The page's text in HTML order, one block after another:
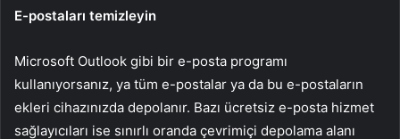
E-postaları temizleyin
Microsoft Outlook gibi bir e-posta programı
kullanıyorsanız, ya tüm e-postalar ya da bu e-postaların
ekleri cihazınızda depolanır. Bazı ücretsiz e-posta hizmet
sağlayıcıları ise sınırlı oranda çevrimiçi depolama alanı